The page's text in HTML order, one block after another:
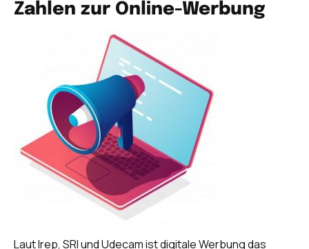
Zahlen zur Online-Werbung
Laut Irep, SRI und Udecam ist digitale Werbung das